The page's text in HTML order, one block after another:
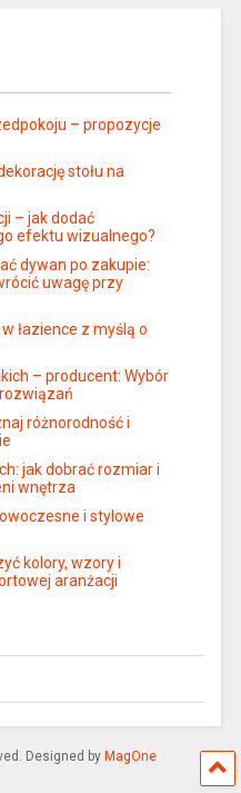
– propozycje
stołu na
– jak dodać
efektu wizualnego?
dywan po zakupie:
uwagę przy
łazience z myślą o
– producent: Wybór
różnorodność i
jak dobrać rozmiar i
wnętrza
i stylowe
kolory, wzory i
aranżacji
Designed by MagOne